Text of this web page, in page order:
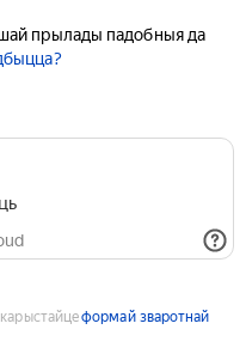
прылады падобныя да
формай зваротнай